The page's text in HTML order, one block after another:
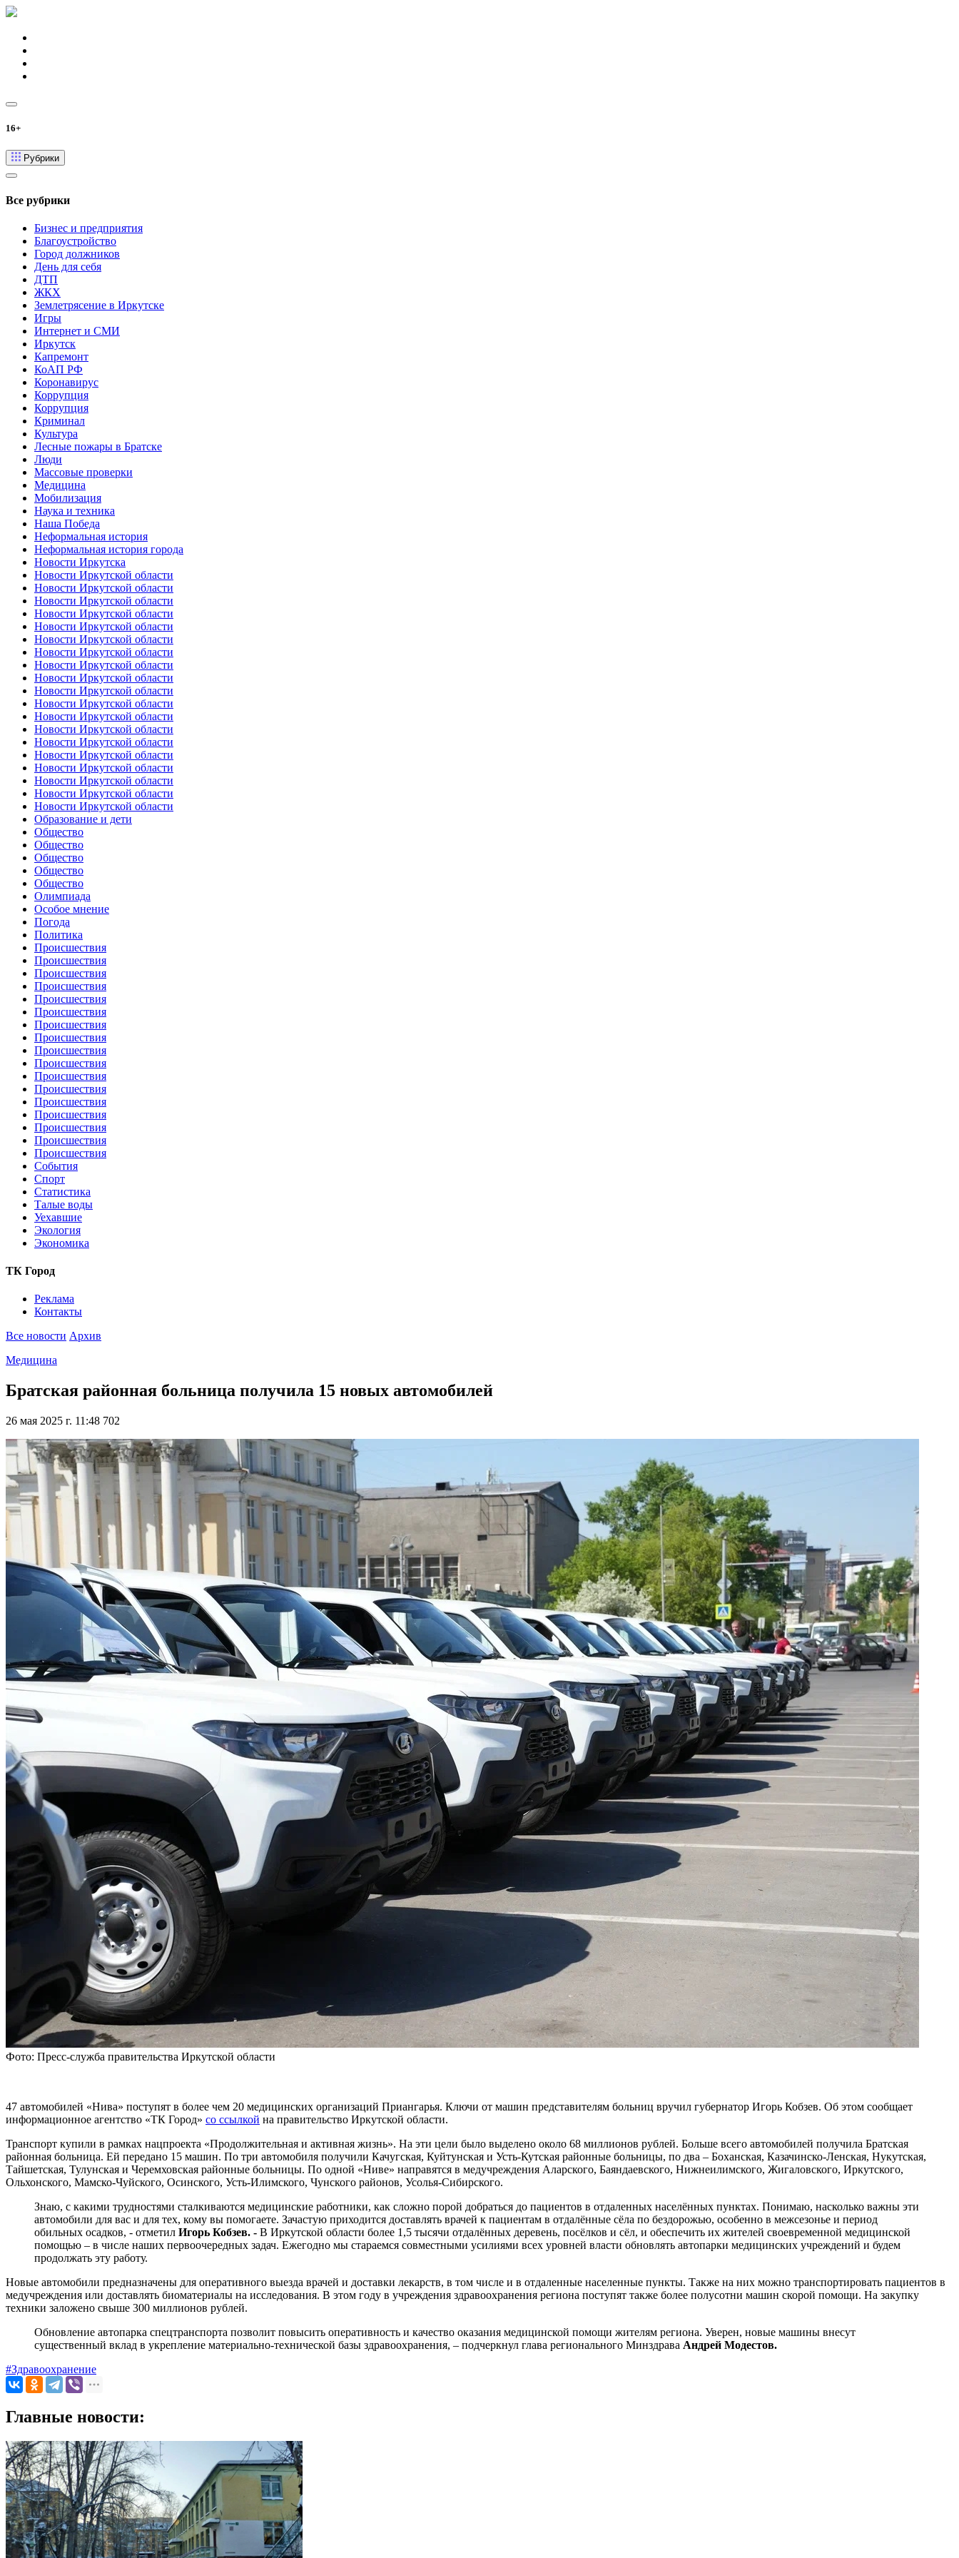
16+
Рубрики
Все рубрики
Бизнес и предприятия
Благоустройство
Город должников
День для себя
ДТП
ЖКХ
Землетрясение в Иркутске
Игры
Интернет и СМИ
Иркутск
Капремонт
КоАП РФ
Коронавирус
Коррупция
Коррупция
Криминал
Культура
Лесные пожары в Братске
Люди
Массовые проверки
Медицина
Мобилизация
Наука и техника
Наша Победа
Неформальная история
Неформальная история города
Новости Иркутска
Новости Иркутской области
Новости Иркутской области
Новости Иркутской области
Новости Иркутской области
Новости Иркутской области
Новости Иркутской области
Новости Иркутской области
Новости Иркутской области
Новости Иркутской области
Новости Иркутской области
Новости Иркутской области
Новости Иркутской области
Новости Иркутской области
Новости Иркутской области
Новости Иркутской области
Новости Иркутской области
Новости Иркутской области
Новости Иркутской области
Новости Иркутской области
Образование и дети
Общество
Общество
Общество
Общество
Общество
Олимпиада
Особое мнение
Погода
Политика
Происшествия
Происшествия
Происшествия
Происшествия
Происшествия
Происшествия
Происшествия
Происшествия
Происшествия
Происшествия
Происшествия
Происшествия
Происшествия
Происшествия
Происшествия
Происшествия
Происшествия
События
Спорт
Статистика
Талые воды
Уехавшие
Экология
Экономика
ТК Город
Реклама
Контакты
Все новости Архив
Медицина
Братская районная больница получила 15 новых автомобилей
26 мая 2025 г. 11:48 702
Фото: Пресс-служба правительства Иркутской области
47 автомобилей «Нива» поступят в более чем 20 медицинских организаций Приангарья. Ключи от машин представителям больниц вручил губернатор Игорь Кобзев. Об этом сообщает
информационное агентство «ТК Город» со ссылкой на правительство Иркутской области.
Транспорт купили в рамках нацпроекта «Продолжительная и активная жизнь». На эти цели было выделено около 68 миллионов рублей. Больше всего автомобилей получила Братская
районная больница. Ей передано 15 машин. По три автомобиля получили Качугская, Куйтунская и Усть-Кутская районные больницы, по два – Боханская, Казачинско-Ленская, Нукутская,
Тайшетская, Тулунская и Черемховская районные больницы. По одной «Ниве» направятся в медучреждения Аларского, Баяндаевского, Нижнеилимского, Жигаловского, Иркутского,
Ольхонского, Мамско-Чуйского, Осинского, Усть-Илимского, Чунского районов, Усолья-Сибирского.
Знаю, с какими трудностями сталкиваются медицинские работники, как сложно порой добраться до пациентов в отдаленных населённых пунктах. Понимаю, насколько важны эти
автомобили для вас и для тех, кому вы помогаете. Зачастую приходится доставлять врачей к пациентам в отдалённые сёла по бездорожью, особенно в межсезонье и период
обильных осадков, - отметил Игорь Кобзев. - В Иркутской области более 1,5 тысячи отдалённых деревень, посёлков и сёл, и обеспечить их жителей своевременной медицинской
помощью – в числе наших первоочередных задач. Ежегодно мы стараемся совместными усилиями всех уровней власти обновлять автопарки медицинских учреждений и будем
продолжать эту работу.
Новые автомобили предназначены для оперативного выезда врачей и доставки лекарств, в том числе и в отдаленные населенные пункты. Также на них можно транспортировать пациентов в
медучреждения или доставлять биоматериалы на исследования. В этом году в учреждения здравоохранения региона поступят также более полусотни машин скорой помощи. На закупку
техники заложено свыше 300 миллионов рублей.
Обновление автопарка спецтранспорта позволит повысить оперативность и качество оказания медицинской помощи жителям региона. Уверен, новые машины внесут
существенный вклад в укрепление материально-технической базы здравоохранения, – подчеркнул глава регионального Минздрава Андрей Модестов.
#Здравоохранение
Главные новости: